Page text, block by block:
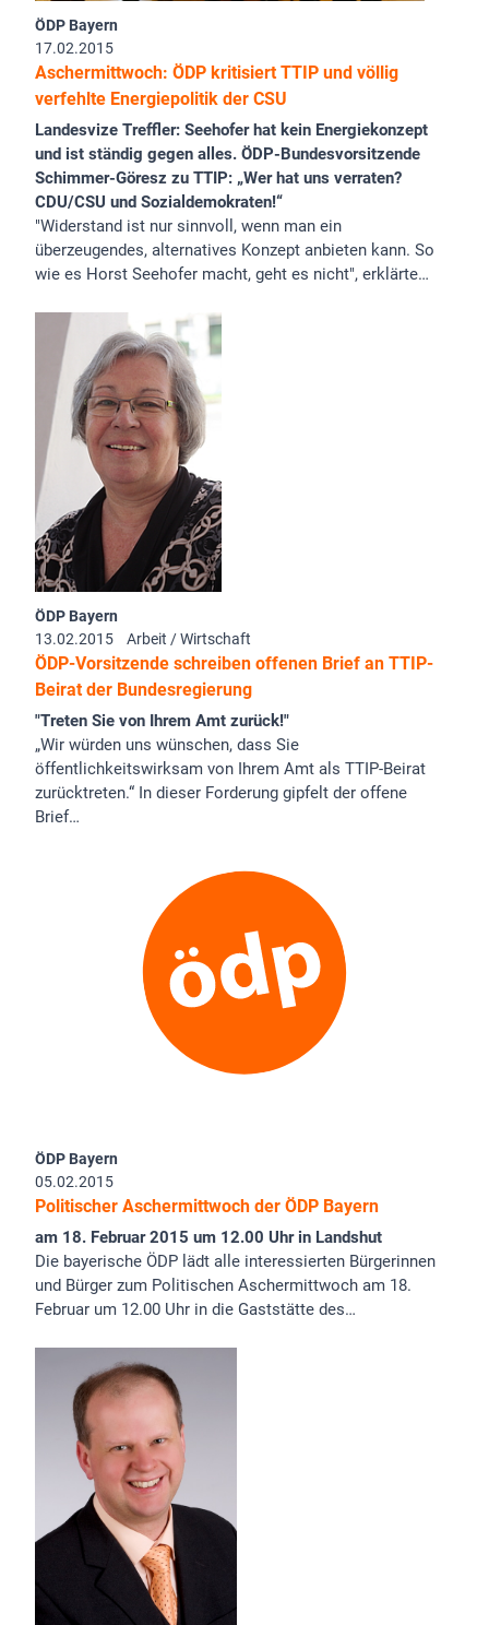
ÖDP Bayern
17.02.2015
Aschermittwoch: ÖDP kritisiert TTIP und völlig
verfehlte Energiepolitik der CSU
Landesvize Treffler: Seehofer hat kein Energiekonzept
und ist ständig gegen alles. ÖDP-Bundesvorsitzende
Schimmer-Göresz zu TTIP: „Wer hat uns verraten?
CDU/CSU und Sozialdemokraten!“
"Widerstand ist nur sinnvoll, wenn man ein
überzeugendes, alternatives Konzept anbieten kann. So
wie es Horst Seehofer macht, geht es nicht", erklärte…
ÖDP Bayern
13.02.2015
Arbeit / Wirtschaft
ÖDP-Vorsitzende schreiben offenen Brief an TTIP-
Beirat der Bundesregierung
"Treten Sie von Ihrem Amt zurück!"
„Wir würden uns wünschen, dass Sie
öffentlichkeitswirksam von Ihrem Amt als TTIP-Beirat
zurücktreten.“ In dieser Forderung gipfelt der offene
Brief…
ÖDP Bayern
05.02.2015
Politischer Aschermittwoch der ÖDP Bayern
am 18. Februar 2015 um 12.00 Uhr in Landshut
Die bayerische ÖDP lädt alle interessierten Bürgerinnen
und Bürger zum Politischen Aschermittwoch am 18.
Februar um 12.00 Uhr in die Gaststätte des…